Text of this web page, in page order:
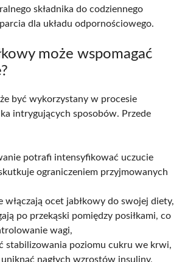
składnika do codziennego
dla układu odpornościowego.
może wspomagać
być wykorzystany w procesie
intrygujących sposobów. Przede
potrafi intensyfikować uczucie
ograniczeniem przyjmowanych
włączają ocet jabłkowy do swojej diety,
po przekąski pomiędzy posiłkami, co
wagi,
stabilizowania poziomu cukru we krwi,
nagłych wzrostów insuliny,